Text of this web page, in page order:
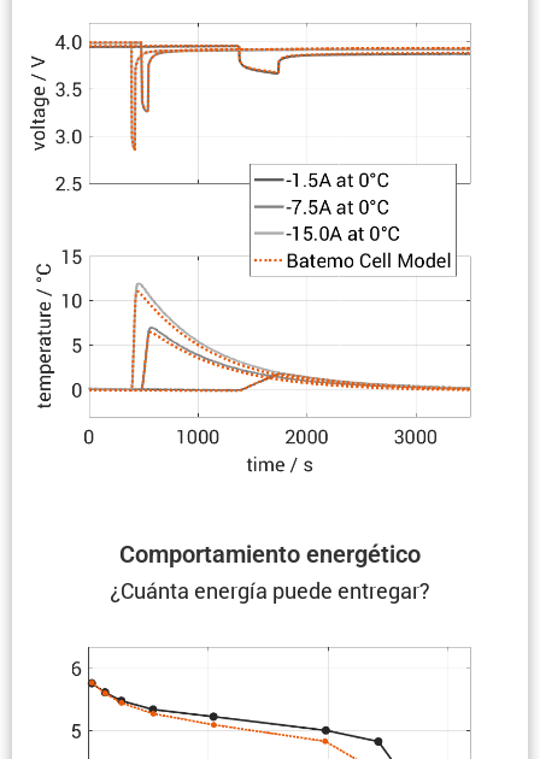
Compor­ta­miento energético
¿Cuánta energía puede entregar?